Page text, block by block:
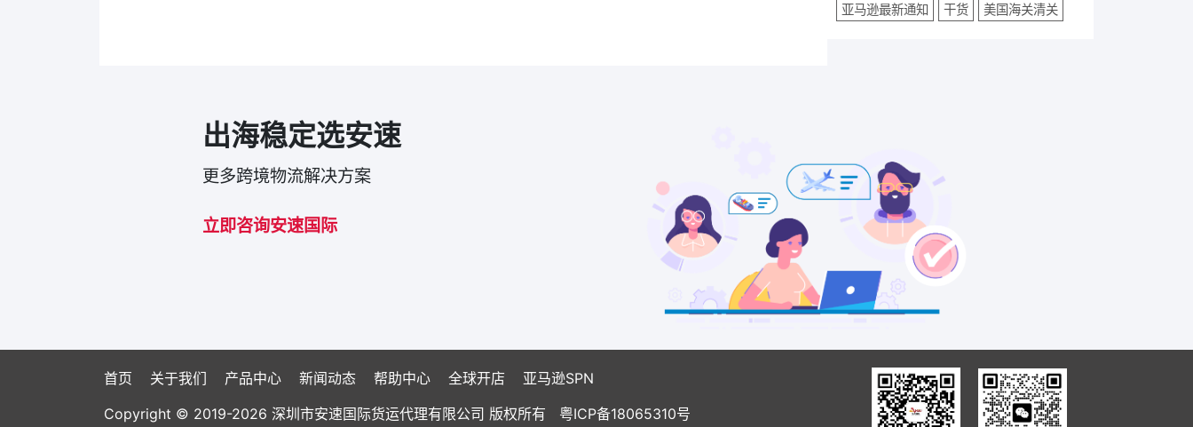
亚马逊最新通知 干货 美国海关清关
出海稳定选安速
更多跨境物流解决方案
立即咨询安速国际
首页 关于我们 产品中心 新闻动态 帮助中心 全球开店
亚马逊SPN
Copyright © 2019-2026 深圳市安速国际货运代理有限公司 版权所有 粤ICP备18065310号